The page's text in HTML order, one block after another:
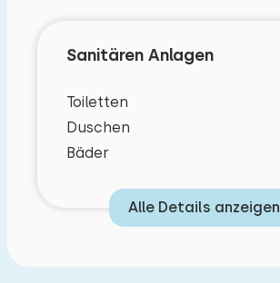
Sanitären Anlagen
Toiletten
Duschen
Bäder
Alle Details anzeigen